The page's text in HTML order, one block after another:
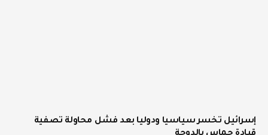
إسرائيل تخسر سياسيا ودوليا بعد فشل محاولة تصفية